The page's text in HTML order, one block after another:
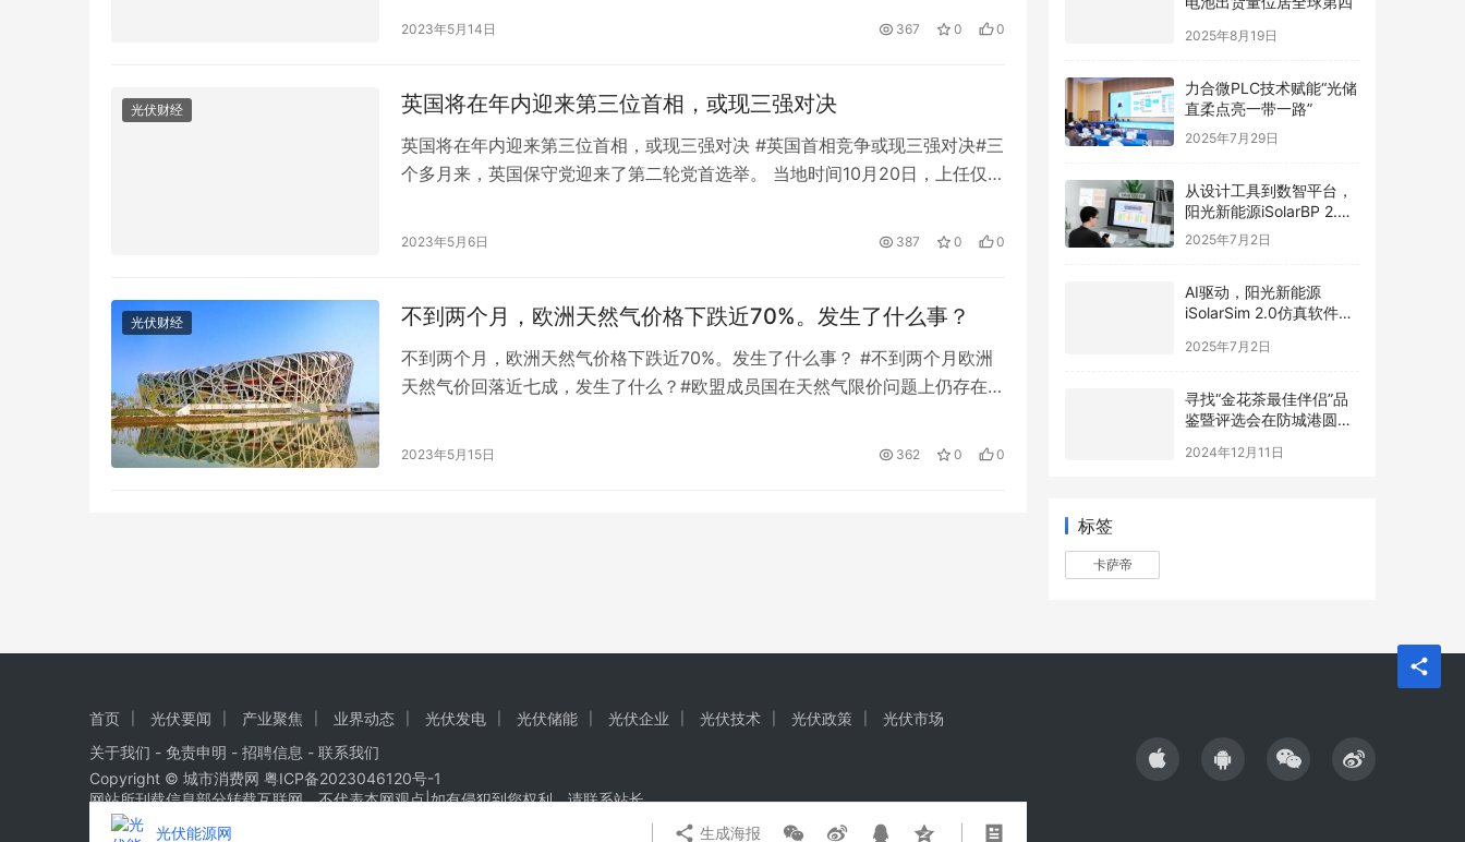
律专业硕士学位，中共党员，现任中国人民银行副行长、党委委员。
2023年5月14日 367 0 0
光伏财经 英国将在年内迎来第三位首相，或现三强对决
英国将在年内迎来第三位首相，或现三强对决 #英国首相竞争或现三强对决#三
个多月来，英国保守党迎来了第二轮党首选举。 当地时间10月20日，上任仅6
在职时间最短的首相。 英国前首相约翰逊因一系列丑闻辞职后，保守党内部首
2023年5月6日 387 0 0
光伏财经 不到两个月，欧洲天然气价格下跌近70%。发生了什么事？
不到两个月，欧洲天然气价格下跌近70%。发生了什么事？ #不到两个月欧洲
天然气价回落近七成，发生了什么？#欧盟成员国在天然气限价问题上仍存在严
欧洲能源价格飙升，确保冬季能源安全。 当地时间10月18日，欧盟委员会提出
2023年5月15日 362 0 0
直柔点亮一带一路”
阳光新能源iSolarBP 2.0
重塑分布式电站设计范
式！
iSolarSim 2.0仿真软件引
领光伏智能评估新时代！
鉴暨评选会在防城港圆满
举办，年度最佳配方诞生
标签
卡萨帝
首页 光伏要闻 产业聚焦 业界动态 光伏发电 光伏储能 光伏企业 光伏技术 光伏政策
光伏市场
关于我们 - 免责申明 - 招聘信息 - 联系我们
Copyright © 城市消费网 粤ICP备2023046120号-1
网站所刊载信息部分转载互联网，不代表本网观点|如有侵犯到您权利，请联系站长